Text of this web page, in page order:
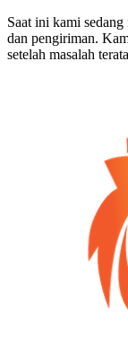
Saat ini kami
dan pengiriman.
setelah masalah